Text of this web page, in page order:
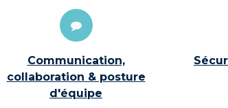
Communication,
collaboration & posture
d'équipe